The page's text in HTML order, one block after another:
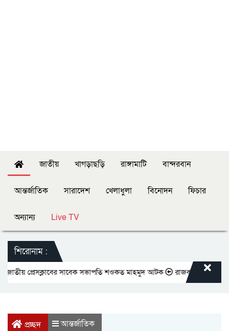
জাতীয় খাগড়াছড়ি রাঙ্গামাটি বান্দরবান
আন্তর্জাতিক সারাদেশ খেলাধুলা বিনোদন ফিচার
অন্যান্য Live TV
শিরোনাম :
প্রেসক্লাবের সাবেক সভাপতি শওকত মাহমুদ আটক রাজবাড়ীতে বীর
প্রচ্ছদ আন্তর্জাতিক